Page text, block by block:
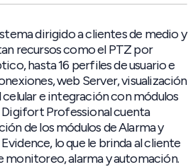
dirigido a clientes de medio y
recursos como el PTZ por
hasta 16 perfiles de usuario e
web Server, visualización
celular e integración con módulos
Professional cuenta
de los módulos de Alarma y
lo que le brinda al cliente
monitoreo, alarma y automación.